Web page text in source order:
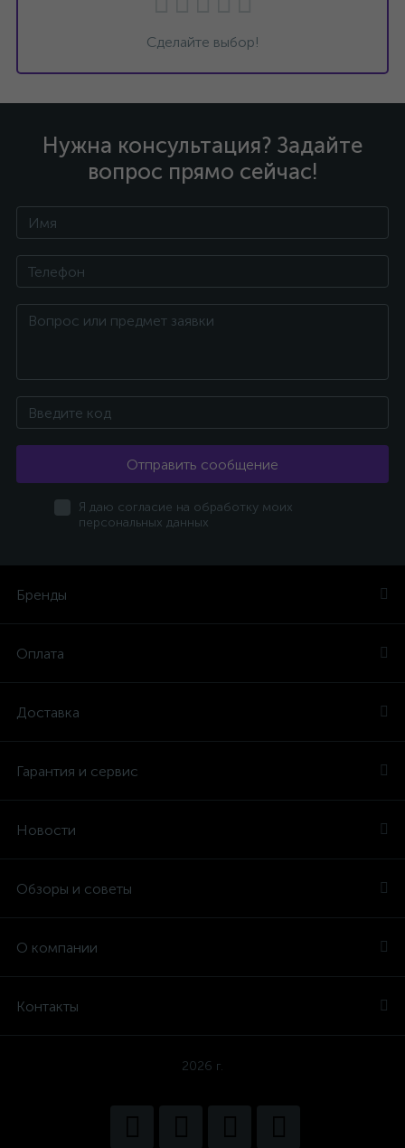
Сделайте выбор!
Нужна консультация? Задайте
вопрос прямо сейчас!
Отправить сообщение
Я даю согласие на обработку моих
персональных данных
Бренды
Оплата
Доставка
Гарантия и сервис
Новости
Обзоры и советы
О компании
Контакты
2026 г.